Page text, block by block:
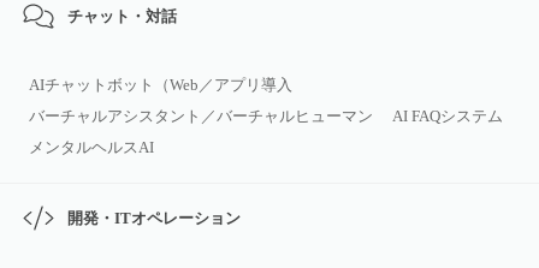
チャット・対話
AIチャットボット（Web／アプリ導入
バーチャルアシスタント／バーチャルヒューマン
AI FAQシステム
メンタルヘルスAI
開発・ITオペレーション